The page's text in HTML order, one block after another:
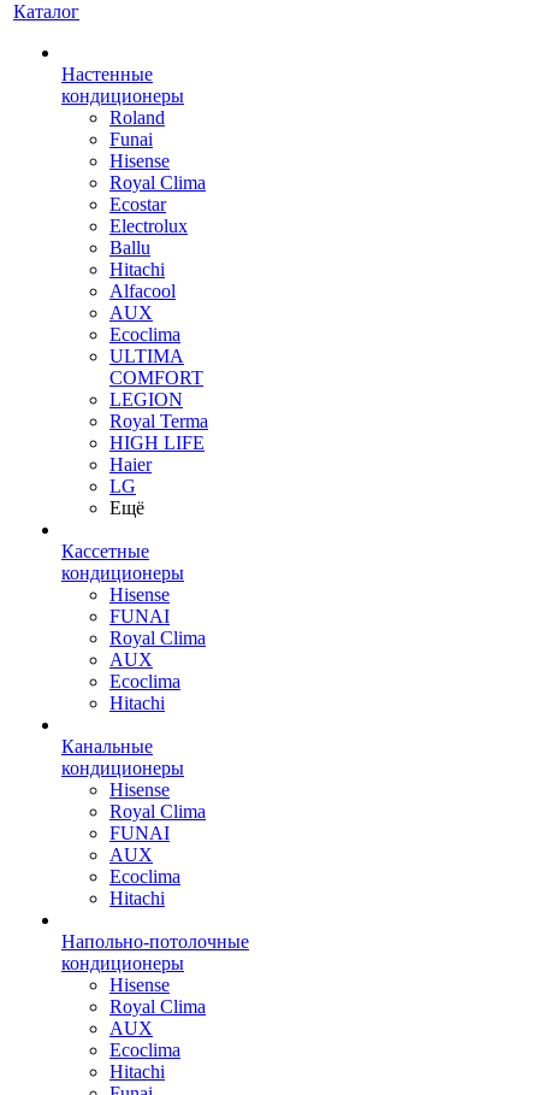
Каталог
Настенные
кондиционеры
Roland
Funai
Hisense
Royal Clima
Ecostar
Electrolux
Ballu
Hitachi
Alfacool
AUX
Ecoclima
ULTIMA
COMFORT
LEGION
Royal Terma
HIGH LIFE
Haier
LG
Ещё
Кассетные
кондиционеры
Hisense
FUNAI
Royal Clima
AUX
Ecoclima
Hitachi
Канальные
кондиционеры
Hisense
Royal Clima
FUNAI
AUX
Ecoclima
Hitachi
Напольно-потолочные
кондиционеры
Hisense
Royal Clima
AUX
Ecoclima
Hitachi